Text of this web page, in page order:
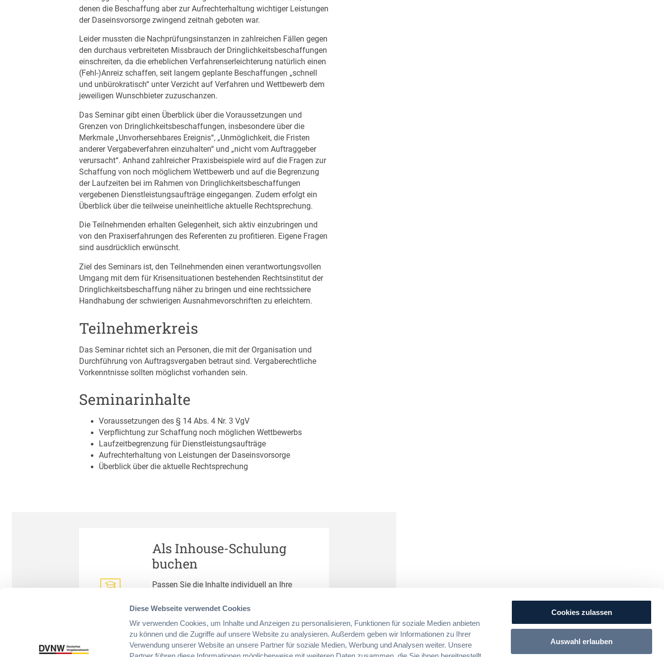
Diese Webseite verwendet Cookies
Wir verwenden Cookies, um Inhalte und Anzeigen zu personalisieren, Funktionen für soziale Medien anbieten
zu können und die Zugriffe auf unsere Website zu analysieren. Außerdem geben wir Informationen zu Ihrer
Verwendung unserer Website an unsere Partner für soziale Medien, Werbung und Analysen weiter. Unsere
Cookies zulassen
Auswahl erlauben
denen die Beschaffung aber zur Aufrechterhaltung wichtiger Leistungen
der Daseinsvorsorge zwingend zeitnah geboten war.
Leider mussten die Nachprüfungsinstanzen in zahlreichen Fällen gegen
den durchaus verbreiteten Missbrauch der Dringlichkeitsbeschaffungen
einschreiten, da die erheblichen Verfahrenserleichterung natürlich einen
(Fehl-)Anreiz schaffen, seit langem geplante Beschaffungen „schnell
und unbürokratisch“ unter Verzicht auf Verfahren und Wettbewerb dem
jeweiligen Wunschbieter zuzuschanzen.
Das Seminar gibt einen Überblick über die Voraussetzungen und
Grenzen von Dringlichkeitsbeschaffungen, insbesondere über die
Merkmale „Unvorhersehbares Ereignis“, „Unmöglichkeit, die Fristen
anderer Vergabeverfahren einzuhalten“ und „nicht vom Auftraggeber
verursacht“. Anhand zahlreicher Praxisbeispiele wird auf die Fragen zur
Schaffung von noch möglichem Wettbewerb und auf die Begrenzung
der Laufzeiten bei im Rahmen von Dringlichkeitsbeschaffungen
vergebenen Dienstleistungsaufträge eingegangen. Zudem erfolgt ein
Überblick über die teilweise uneinheitliche aktuelle Rechtsprechung.
Die Teilnehmenden erhalten Gelegenheit, sich aktiv einzubringen und
von den Praxiserfahrungen des Referenten zu profitieren. Eigene Fragen
sind ausdrücklich erwünscht.
Ziel des Seminars ist, den Teilnehmenden einen verantwortungsvollen
Umgang mit dem für Krisensituationen bestehenden Rechtsinstitut der
Dringlichkeitsbeschaffung näher zu bringen und eine rechtssichere
Handhabung der schwierigen Ausnahmevorschriften zu erleichtern.
Teilnehmerkreis
Das Seminar richtet sich an Personen, die mit der Organisation und
Durchführung von Auftragsvergaben betraut sind. Vergaberechtliche
Vorkenntnisse sollten möglichst vorhanden sein.
Seminarinhalte
Voraussetzungen des § 14 Abs. 4 Nr. 3 VgV
Verpflichtung zur Schaffung noch möglichen Wettbewerbs
Laufzeitbegrenzung für Dienstleistungsaufträge
Aufrechterhaltung von Leistungen der Daseinsvorsorge
Überblick über die aktuelle Rechtsprechung
Als Inhouse-Schulung
buchen
Passen Sie die Inhalte individuell an Ihre
praxisnaher Wissensvermittlung
– bei Ihnen vor Ort
Mehr Informationen